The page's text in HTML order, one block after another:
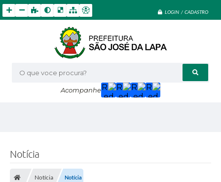
LOGIN / CADASTRO
O que voce procura?
Acompanhe
Notícia
Notícia Notícia